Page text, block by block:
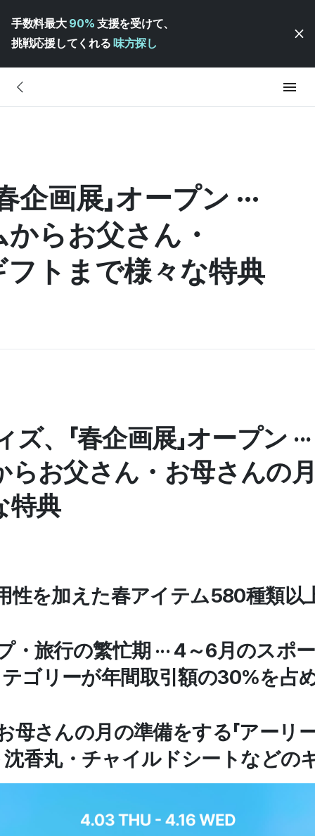
手数料最大 90% 支援を受けて、
挑戦応援してくれる 味方探し
画展」オープン ···
らお父さん・
トまで様々な特典
、「春企画展」オープン
らお父さん・お母さんの
特典
性を加えた春アイテム580種類以
・旅行の繁忙期 ··· 4～6月のスポ
ゴリーが年間取引額の30%を占
母さんの月の準備をする「アーリ
沈香丸・チャイルドシートなどの